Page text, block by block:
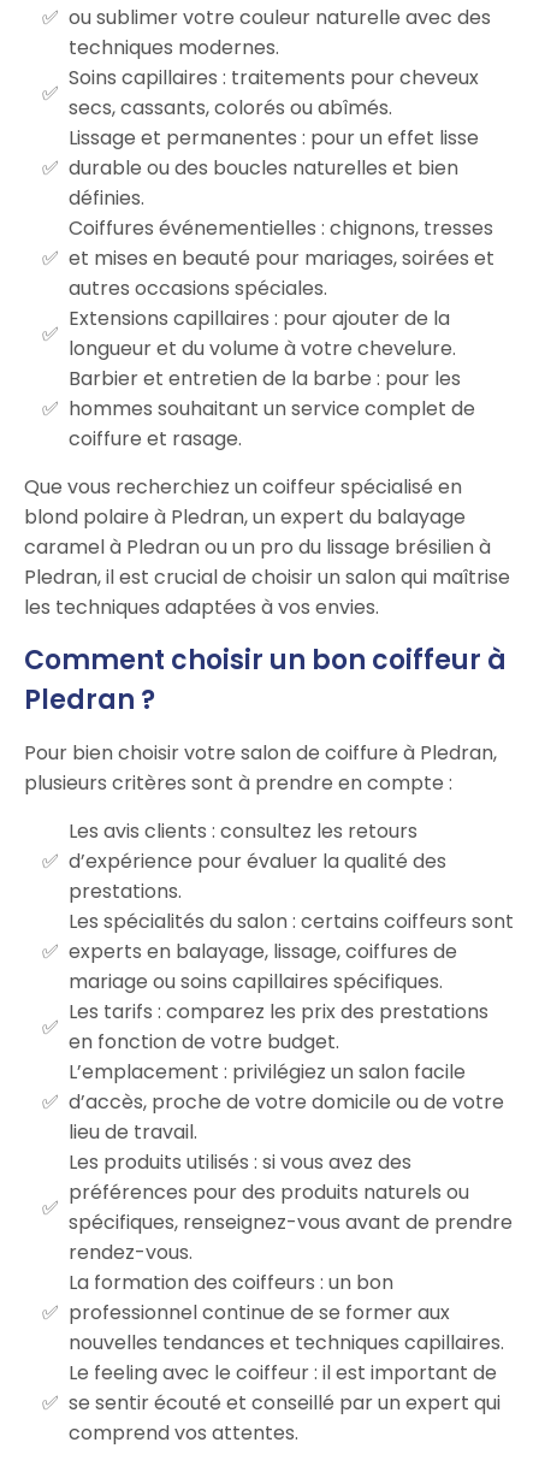
ou sublimer votre couleur naturelle avec des
techniques modernes.
Soins capillaires : traitements pour cheveux
secs, cassants, colorés ou abîmés.
Lissage et permanentes : pour un effet lisse
durable ou des boucles naturelles et bien
définies.
Coiffures événementielles : chignons, tresses
et mises en beauté pour mariages, soirées et
autres occasions spéciales.
Extensions capillaires : pour ajouter de la
longueur et du volume à votre chevelure.
Barbier et entretien de la barbe : pour les
hommes souhaitant un service complet de
coiffure et rasage.
Que vous recherchiez un coiffeur spécialisé en
blond polaire à Pledran, un expert du balayage
caramel à Pledran ou un pro du lissage brésilien à
Pledran, il est crucial de choisir un salon qui maîtrise
les techniques adaptées à vos envies.
Comment choisir un bon coiffeur à
Pledran ?
Pour bien choisir votre salon de coiffure à Pledran,
plusieurs critères sont à prendre en compte :
Les avis clients : consultez les retours
d’expérience pour évaluer la qualité des
prestations.
Les spécialités du salon : certains coiffeurs sont
experts en balayage, lissage, coiffures de
mariage ou soins capillaires spécifiques.
Les tarifs : comparez les prix des prestations
en fonction de votre budget.
L’emplacement : privilégiez un salon facile
d’accès, proche de votre domicile ou de votre
lieu de travail.
Les produits utilisés : si vous avez des
préférences pour des produits naturels ou
spécifiques, renseignez-vous avant de prendre
rendez-vous.
La formation des coiffeurs : un bon
professionnel continue de se former aux
nouvelles tendances et techniques capillaires.
Le feeling avec le coiffeur : il est important de
se sentir écouté et conseillé par un expert qui
comprend vos attentes.